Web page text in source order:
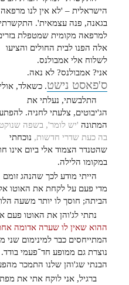
הישראלית – 'לא אין לנו מרפאה
בגאנה, פנה עצמאית'. התקשרתי
למרפאה מקומית שמטפלת
אלה הפנו לבית החולים והציעו
לשלוח אלי אמבולנס.
אני? אמבולנס? לא נאה.
ס'פאסט נישט. כשאלד,
התלבשתי, נעלתי את
הג'יבוטים, צלעתי לחניה.
המתונה 'יש לומר', בשפה
בה כעת שדרי חדשות, נוכחתי
שהטנדר הצמוד אלי ביום אינו
במקומו הלילה.
הייתי מודע לכך שהנהג זומם
מדי פעם על לקחת את האוטו
הביתה; חוסך לו יותר משעה
נתתי לג'והן את האוטו פעם
ההוא שאין לו שערה אדומה
המתייחסים כבר למינימום
נוצרת גם ממופע חד־פעמי
הבנתי שג'והן שלנו התמכר
ברגיל, אני לוקח אתי את